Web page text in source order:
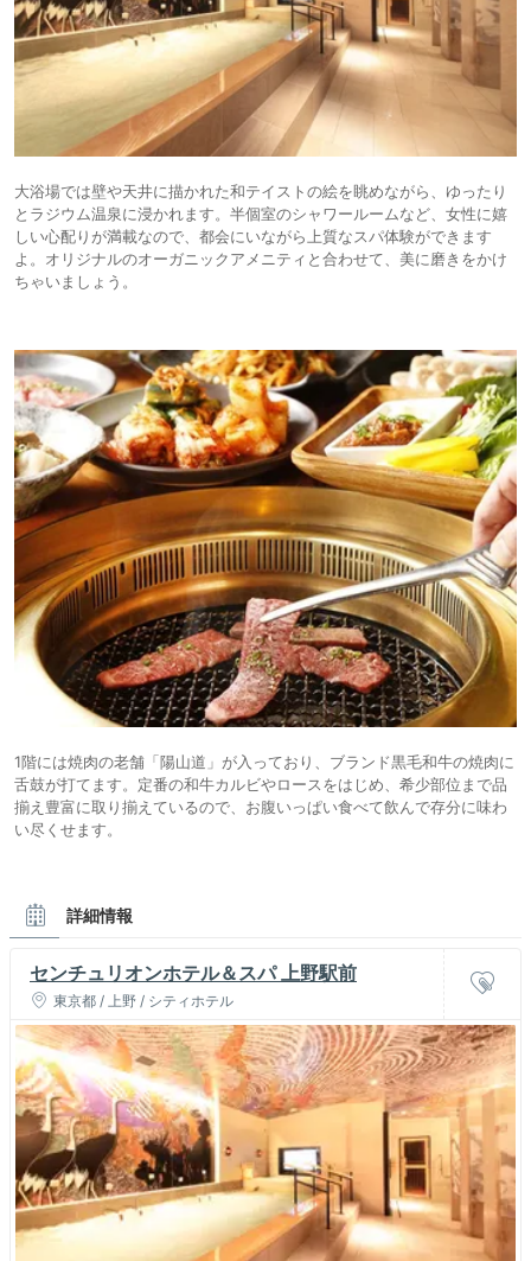
大浴場では壁や天井に描かれた和テイストの絵を眺めながら、ゆったり
とラジウム温泉に浸かれます。半個室のシャワールームなど、女性に嬉
しい心配りが満載なので、都会にいながら上質なスパ体験ができます
よ。オリジナルのオーガニックアメニティと合わせて、美に磨きをかけ
ちゃいましょう。
1階には焼肉の老舗「陽山道」が入っており、ブランド黒毛和牛の焼肉に
舌鼓が打てます。定番の和牛カルビやロースをはじめ、希少部位まで品
揃え豊富に取り揃えているので、お腹いっぱい食べて飲んで存分に味わ
い尽くせます。
詳細情報
センチュリオンホテル＆スパ 上野駅前
東京都 / 上野 / シティホテル